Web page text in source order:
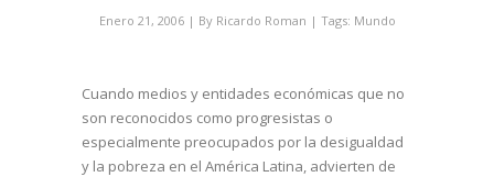
Enero 21, 2006 | By Ricardo Roman | Tags: Mundo
Cuando medios y entidades económicas que no
son reconocidos como progresistas o
especialmente preocupados por la desigualdad
y la pobreza en el América Latina, advierten de